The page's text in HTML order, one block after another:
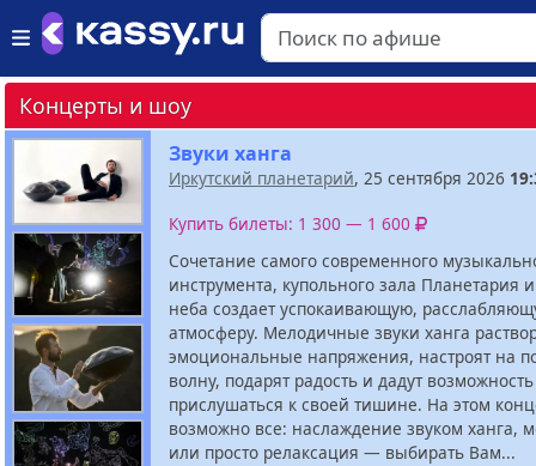
Концерты и шоу
Звуки ханга
Иркутский планетарий, 25 сентября 2026
Купить билеты: 1 300 — 1 600
Сочетание самого современного
инструмента, купольного зала Планетария
неба создает успокаивающую,
атмосферу. Мелодичные звуки ханга
эмоциональные напряжения, настроят на
волну, подарят радость и дадут возможность
прислушаться к своей тишине. На этом
возможно все: наслаждение звуком ханга,
или просто релаксация — выбирать Вам...